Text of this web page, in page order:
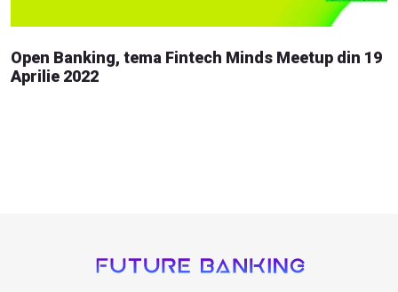
Open Banking, tema Fintech Minds Meetup din 19
Aprilie 2022